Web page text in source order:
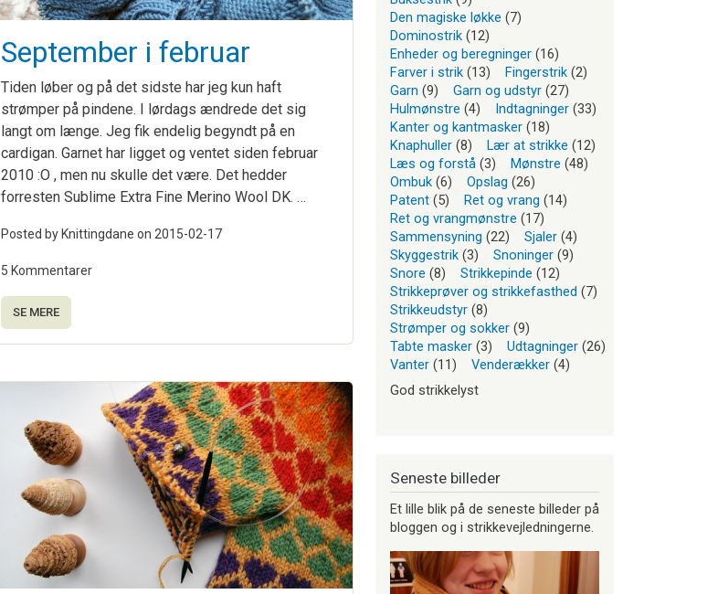
September i februar
Tiden løber og på det sidste har jeg kun haft
strømper på pindene. I lørdags ændrede det sig
langt om længe. Jeg fik endelig begyndt på en
cardigan. Garnet har ligget og ventet siden februar
2010 :O , men nu skulle det være. Det hedder
forresten Sublime Extra Fine Merino Wool DK. …
Posted by Knittingdane on 2015-02-17
5 Kommentarer
SE MERE
Den magiske løkke (7)
Dominostrik (12)
Enheder og beregninger (16)
Farver i strik (13) Fingerstrik (2)
Garn (9) Garn og udstyr (27)
Hulmønstre (4) Indtagninger (33)
Kanter og kantmasker (18)
Knaphuller (8) Lær at strikke (12)
Læs og forstå (3) Mønstre (48)
Ombuk (6) Opslag (26)
Patent (5) Ret og vrang (14)
Ret og vrangmønstre (17)
Sammensyning (22) Sjaler (4)
Skyggestrik (3) Snoninger (9)
Snore (8) Strikkepinde (12)
Strikkeprøver og strikkefasthed (7)
Strikkeudstyr (8)
Strømper og sokker (9)
Tabte masker (3) Udtagninger (26)
Vanter (11) Venderækker (4)
God strikkelyst
Seneste billeder
Et lille blik på de seneste billeder på
bloggen og i strikkevejledningerne.